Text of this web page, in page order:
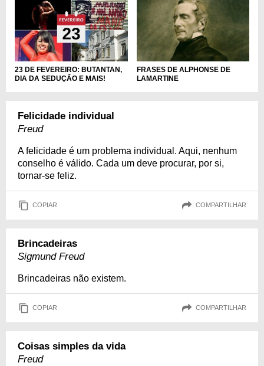
23 DE FEVEREIRO: BUTANTAN,
DIA DA SEDUÇÃO E MAIS!
FRASES DE ALPHONSE DE
LAMARTINE
Felicidade individual
Freud
A felicidade é um problema individual. Aqui, nenhum
conselho é válido. Cada um deve procurar, por si,
tornar-se feliz.
COPIAR COMPARTILHAR
Brincadeiras
Sigmund Freud
Brincadeiras não existem.
COPIAR COMPARTILHAR
Coisas simples da vida
Freud